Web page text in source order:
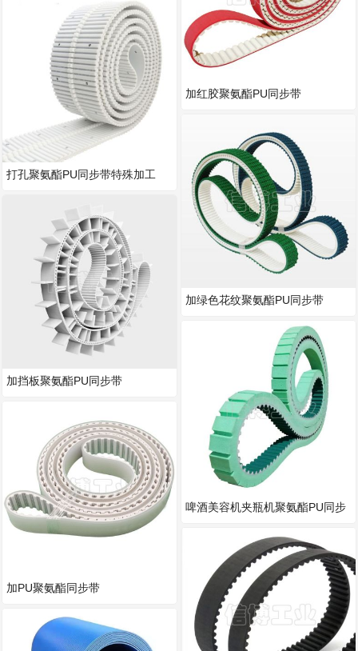
打孔聚氨酯PU同步带特殊加工
加挡板聚氨酯PU同步带
加PU聚氨酯同步带
加红胶聚氨酯PU同步带
加绿色花纹聚氨酯PU同步带
啤酒美容机夹瓶机聚氨酯PU同步